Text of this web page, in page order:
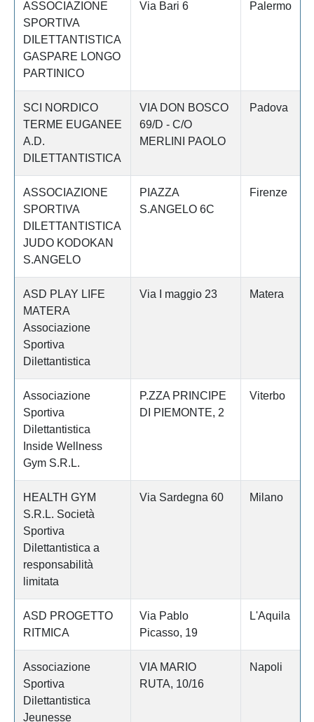
ASSOCIAZIONE
SPORTIVA
DILETTANTISTICA
GASPARE LONGO
PARTINICO
Via Bari 6 Palermo
SCI NORDICO
TERME EUGANEE
A.D.
DILETTANTISTICA
VIA DON BOSCO
69/D - C/O
MERLINI PAOLO
Padova
ASSOCIAZIONE
SPORTIVA
DILETTANTISTICA
JUDO KODOKAN
S.ANGELO
PIAZZA
S.ANGELO 6C
Firenze
ASD PLAY LIFE
MATERA
Associazione
Sportiva
Dilettantistica
Via I maggio 23 Matera
Associazione
Sportiva
Dilettantistica
Inside Wellness
Gym S.R.L.
P.ZZA PRINCIPE
DI PIEMONTE, 2
Viterbo
HEALTH GYM
S.R.L. Società
Sportiva
Dilettantistica a
responsabilità
limitata
Via Sardegna 60 Milano
ASD PROGETTO
RITMICA
Via Pablo
Picasso, 19
L'Aquila
Associazione
Sportiva
Dilettantistica
Jeunesse
VIA MARIO
RUTA, 10/16
Napoli